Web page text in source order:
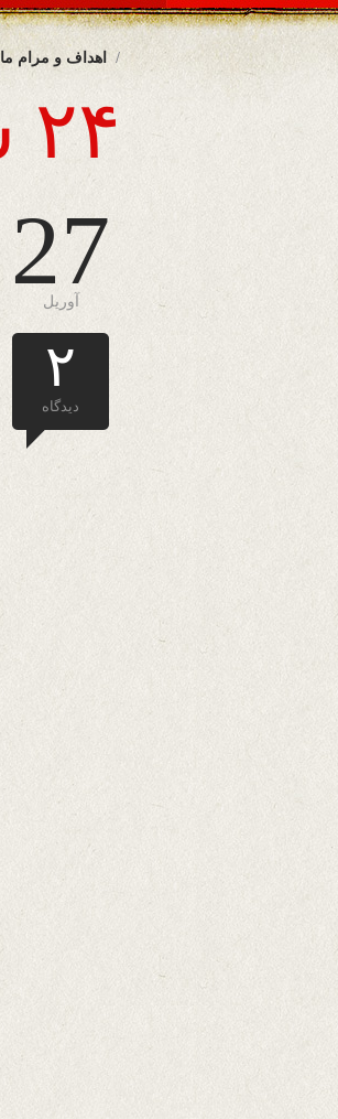
اهداف و مرام ما
۲۴ ساعت
27
آوریل
۲
دیدگاه